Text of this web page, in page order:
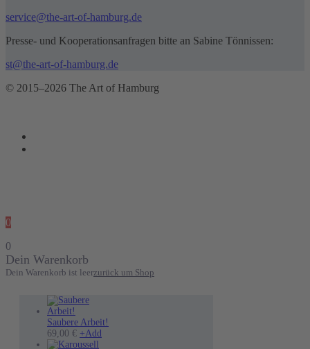
service@the-art-of-hamburg.de
Presse- und Kooperationsanfragen bitte an Sabine Tönnissen:
st@the-art-of-hamburg.de
© 2015–2026 The Art of Hamburg
0
0
Dein Warenkorb
Dein Warenkorb ist leerzurück um Shop
Saubere Arbeit!
69,00 € +Add